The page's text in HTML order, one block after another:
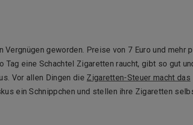
geworden. Preise von 7 Euro und mehr
eine Schachtel Zigaretten raucht, gibt so gut
Vor allen Dingen die Zigaretten-Steuer macht das
ein Schnippchen und stellen ihre Zigaretten